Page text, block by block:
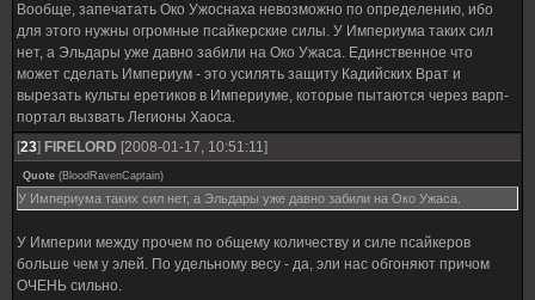
Вообще, запечатать Око Ужоснаха невозможно по определению, ибо
для этого нужны огромные псайкерские силы. У Империума таких сил
нет, а Эльдары уже давно забили на Око Ужаса. Единственное что
может сделать Империум - это усилять защиту Кадийских Врат и
вырезать культы еретиков в Империуме, которые пытаются через варп-
портал вызвать Легионы Хаоса.
[23] FIRELORD [2008-01-17, 10:51:11]
Quote (BloodRavenCaptain)
У Империума таких сил нет, а Эльдары уже давно забили на Око Ужаса.
У Империи между прочем по общему количеству и силе псайкеров
больше чем у элей. По удельному весу - да, эли нас обгоняют причом
ОЧЕНЬ сильно.